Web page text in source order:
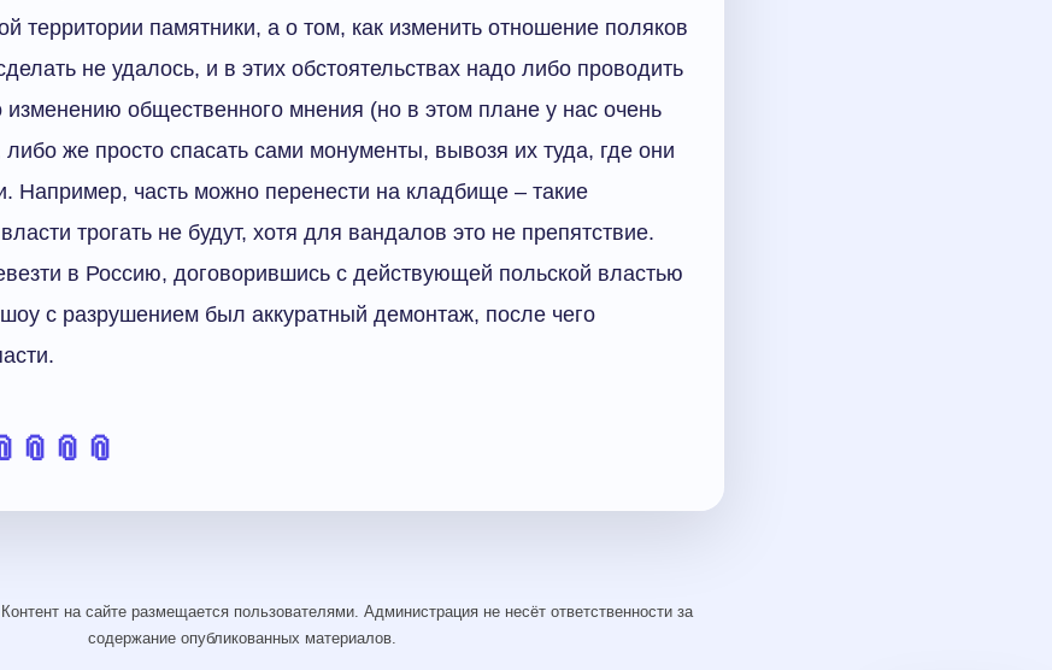
территории памятники, а о том, как изменить отношение поляков
не удалось, и в этих обстоятельствах надо либо проводить
изменению общественного мнения (но в этом плане у нас очень
же просто спасать сами монументы, вывозя их туда, где они
Например, часть можно перенести на кладбище – такие
трогать не будут, хотя для вандалов это не препятствие.
в Россию, договорившись с действующей польской властью
с разрушением был аккуратный демонтаж, после чего
📎 📎 📎
Контент на сайте размещается пользователями. Администрация не несёт ответственности за
содержание опубликованных материалов.